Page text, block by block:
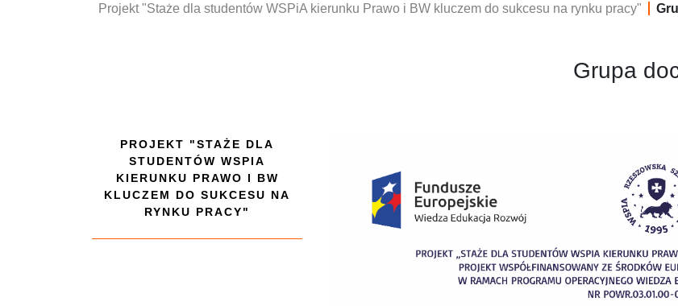
Projekt "Staże dla studentów WSPiA kierunku Prawo i BW kluczem do sukcesu na rynku pracy"
PROJEKT "STAŻE DLA
STUDENTÓW WSPIA
KIERUNKU PRAWO I BW
KLUCZEM DO SUKCESU NA
RYNKU PRACY"
Grupa